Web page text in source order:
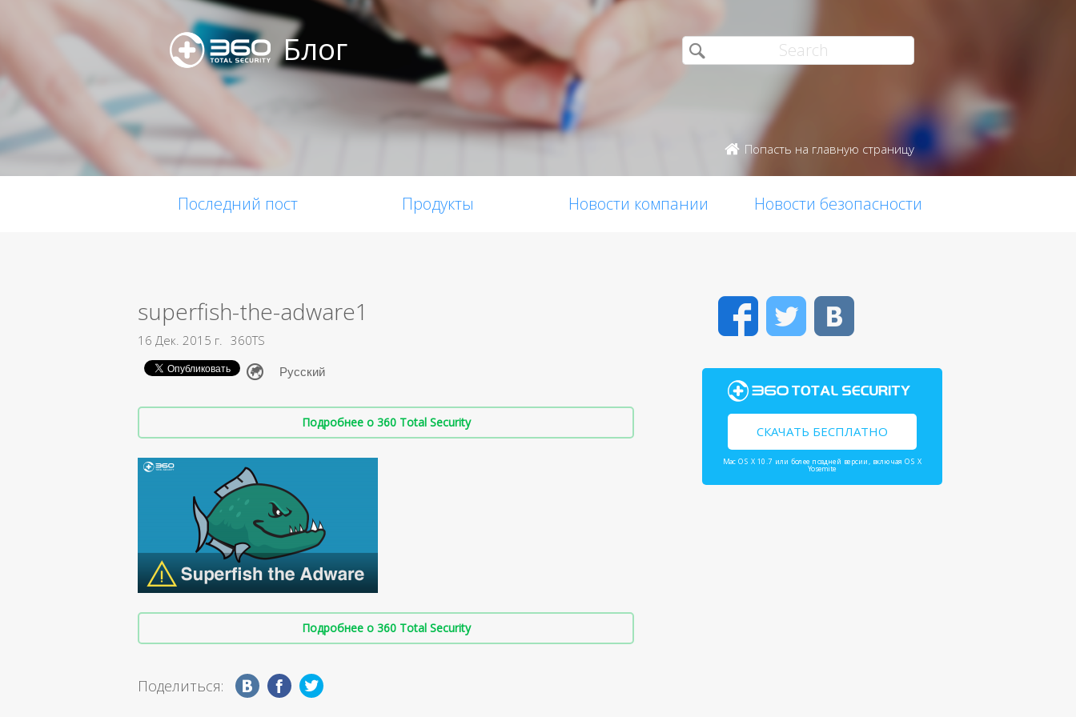
Блог
Попасть на главную страницу
Последний пост Продукты Новости компании Новости безопасности
superfish-the-adware1
16 Дек. 2015 г. 360TS
Подробнее о 360 Total Security
Подробнее о 360 Total Security
Поделиться:
FacebookTwitter
СКАЧАТЬ БЕСПЛАТНО
Mac OS X 10.7 или более поздней версии, включая OS X
Yosemite